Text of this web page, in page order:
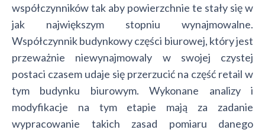
współczynników tak aby powierzchnie te stały się w
jak największym stopniu wynajmowalne.
Współczynnik budynkowy części biurowej, który jest
przeważnie niewynajmowaly w swojej czystej
postaci czasem udaje się przerzucić na część retail w
tym budynku biurowym. Wykonane analizy i
modyfikacje na tym etapie mają za zadanie
wypracowanie takich zasad pomiaru danego